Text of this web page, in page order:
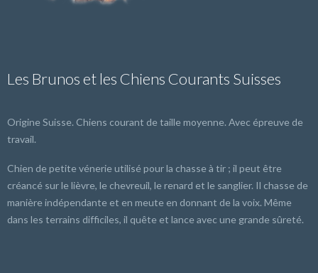
Les Brunos et les Chiens Courants Suisses
Origine Suisse. Chiens courant de taille moyenne. Avec épreuve de
travail.
Chien de petite vénerie utilisé pour la chasse à tir ; il peut être
créancé sur le lièvre, le chevreuil, le renard et le sanglier. Il chasse de
manière indépendante et en meute en donnant de la voix. Même
dans les terrains difficiles, il quête et lance avec une grande sûreté.